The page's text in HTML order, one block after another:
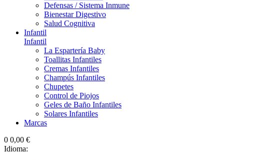
Defensas / Sistema Inmune
Bienestar Digestivo
Salud Cognitiva
Infantil
Infantil
La Espartería Baby
Toallitas Infantiles
Cremas Infantiles
Champús Infantiles
Chupetes
Control de Piojos
Geles de Baño Infantiles
Solares Infantiles
Marcas
0 0,00 €
Idioma: